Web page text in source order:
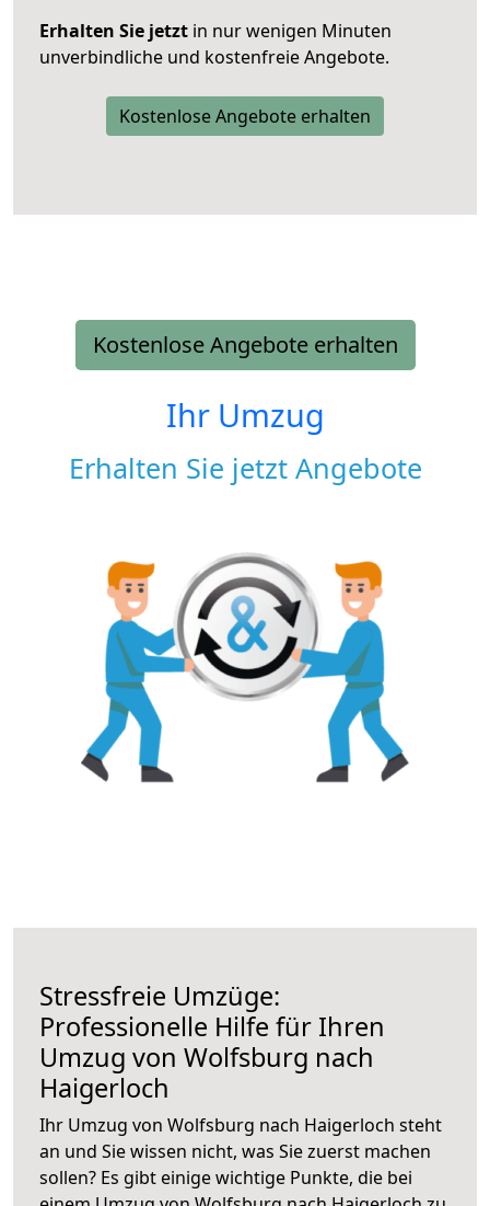
Erhalten Sie jetzt in nur wenigen Minuten
unverbindliche und kostenfreie Angebote.
Kostenlose Angebote erhalten
Kostenlose Angebote erhalten
Ihr Umzug
Erhalten Sie jetzt Angebote
Stressfreie Umzüge:
Professionelle Hilfe für Ihren
Umzug von Wolfsburg nach
Haigerloch
Ihr Umzug von Wolfsburg nach Haigerloch steht
an und Sie wissen nicht, was Sie zuerst machen
sollen? Es gibt einige wichtige Punkte, die bei